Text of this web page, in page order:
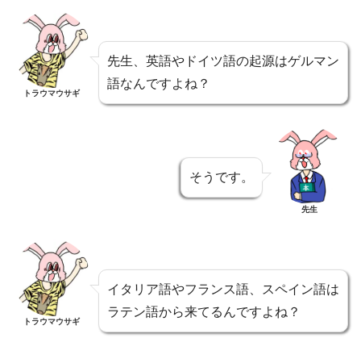
トラウマウサギ
先生、英語やドイツ語の起源はゲルマン
語なんですよね？
そうです。
先生
トラウマウサギ
イタリア語やフランス語、スペイン語は
ラテン語から来てるんですよね？